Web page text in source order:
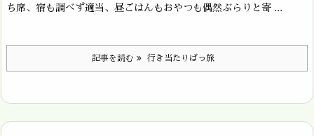
ち席、宿も調べず適当、昼ごはんもおやつも偶然ぶらりと寄 ...
記事を読む 行き当たりばっ旅